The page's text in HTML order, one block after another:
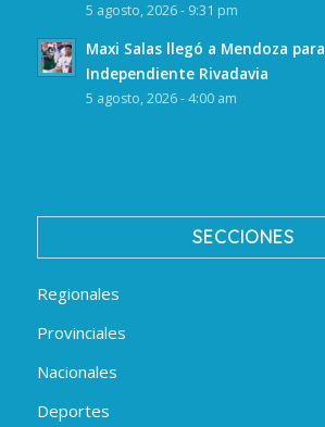
5 agosto, 2026 - 9:31 pm
Maxi Salas llegó a Mendoza
Independiente Rivadavia
5 agosto, 2026 - 4:00 am
SECCIONES
Regionales
Provinciales
Nacionales
Deportes